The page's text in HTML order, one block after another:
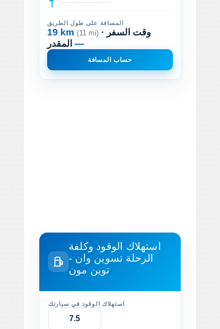
المسافة على طول الطريق
19 km (11 mi) · وقت السفر
—
حساب المسافة
استهلاك الوقود وكلفة
الرحلة تسوين وان -
توين مون
استهلاك الوقود في سيارتك